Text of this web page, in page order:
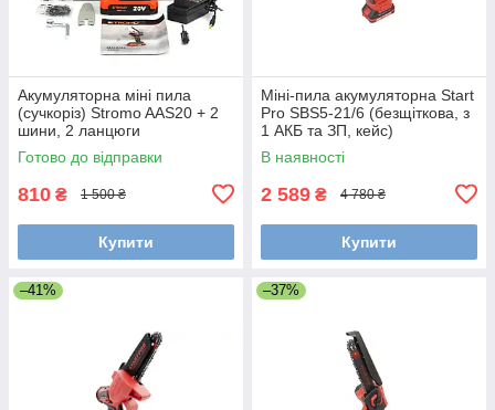
Акумуляторна міні пила
(сучкоріз) Stromo AAS20 + 2
шини, 2 ланцюги
Готово до відправки
810 ₴ 1 500 ₴
Купити
Міні-пила акумуляторна Start
Pro SBS5-21/6 (безщіткова, з
1 АКБ та ЗП, кейс)
В наявності
2 589 ₴ 4 780 ₴
Купити
–41% –37%